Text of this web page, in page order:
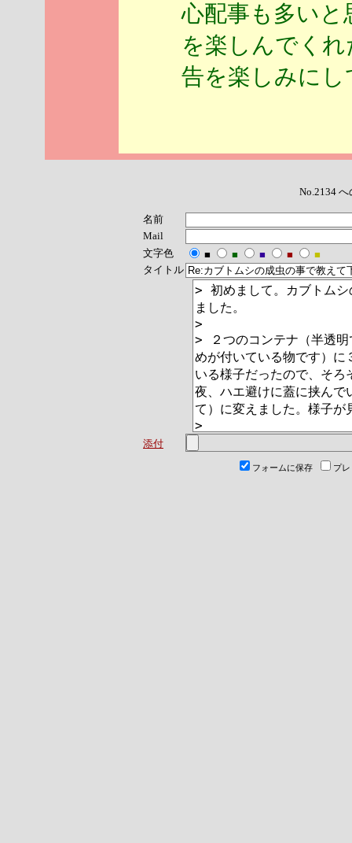
心配事も多い
を楽しんでく
告を楽しみに
No.2134
名前
Mail
文字色
■ ■ ■ ■
■
タイトル
添付
フォームに保存 プ